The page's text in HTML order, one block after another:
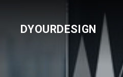
DYOURDESIGN